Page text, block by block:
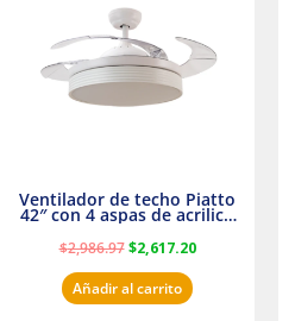
Ventilador de techo Piatto
42″ con 4 aspas de acrilico
transparente
$2,986.97
$2,986.97.
$2,617.20
Añadir al carrito